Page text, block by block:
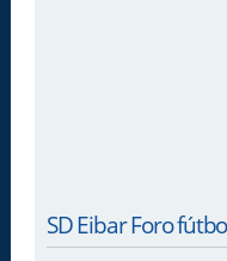
SD Eibar Foro